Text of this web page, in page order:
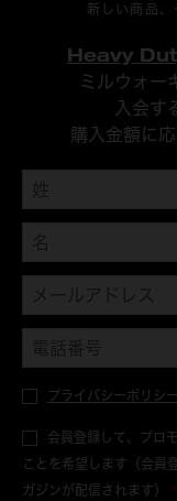
新しい商品、
Heavy
ミルウォー
入会す
購入金額に
プライバシーポリシー
会員登録して、プロ
ことを希望します（会員
ガジンが配信されます） *